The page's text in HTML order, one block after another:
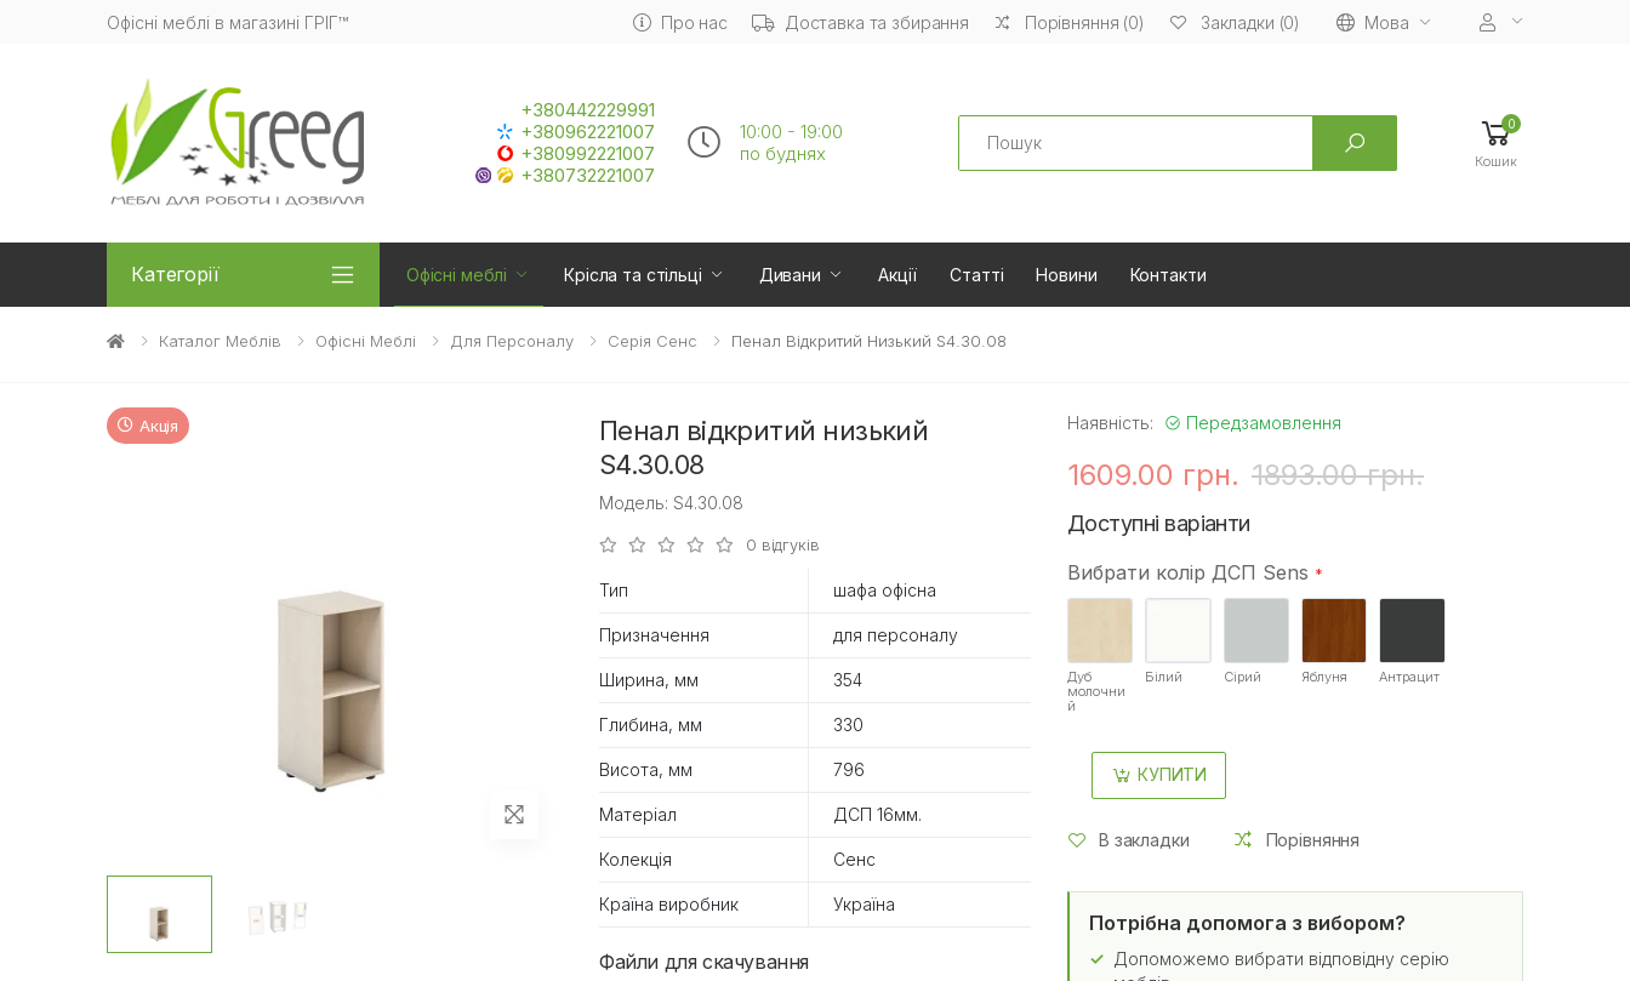
Офісні меблі в магазині ГРІГ™ Про нас Доставка та збирання Порівняння (0) Закладки (0) Мова
+380442229991
+380962221007
+380992221007
+380732221007
10:00 - 19:00
по буднях
Search 0
Кошик
Категорії Офісні меблі Крісла та стільці Дивани Акції Статті Новини Контакти
Каталог Меблів Офісні Меблі Для Персоналу Серія Сенс Пенал Відкритий Низький S4.30.08
Акція
Пенал відкритий низький
S4.30.08
Модель: S4.30.08
0 відгуків
Тип шафа офісна
Призначення для персоналу
Ширина, мм 354
Глибина, мм 330
Висота, мм 796
Матеріал ДСП 16мм.
Колекція Сенс
Країна виробник Україна
Файли для скачування
Наявність: Передзамовлення
1609.00 грн. 1893.00 грн.
Доступні варіанти
Вибрати колір ДСП Sens
Дуб
молочни
й
Білий Сірий Яблуня Антрацит
КУПИТИ
В закладки Порівняння
Потрібна допомога з вибором?
Допоможемо вибрати відповідну серію